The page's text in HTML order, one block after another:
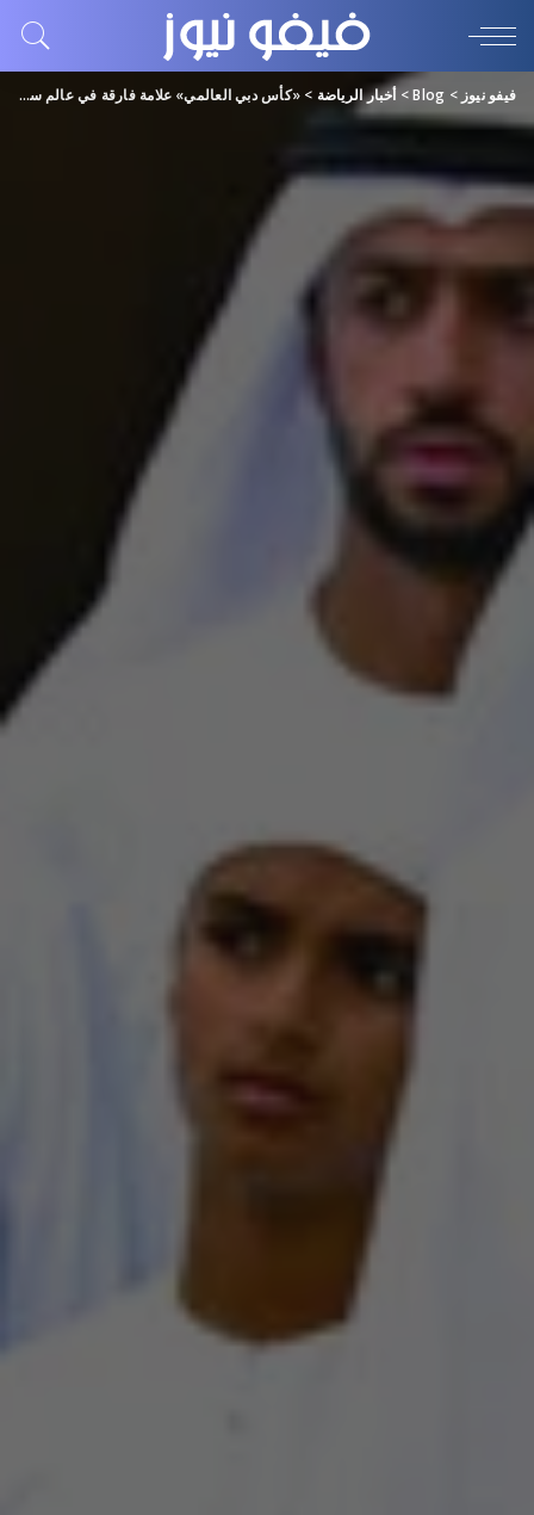
فيفو نيوز >
Blog
> أخبار الرياضة > «كأس دبي العالمي» علامة فارقة في عالم سباقات الخيل